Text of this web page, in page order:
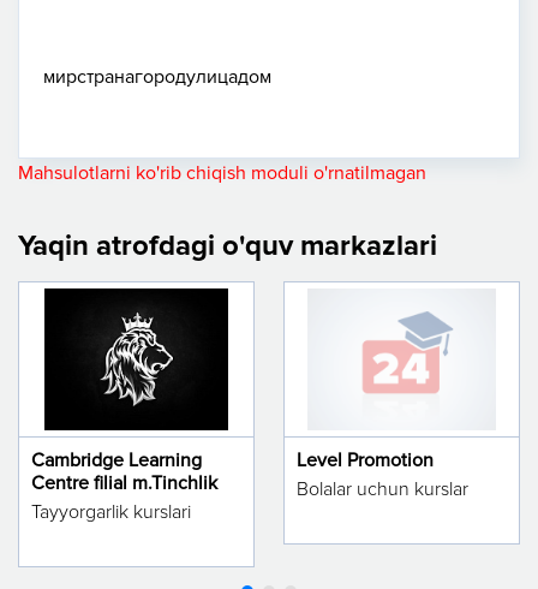
мирстранагородулицадом
Mahsulotlarni ko'rib chiqish moduli o'rnatilmagan
Yaqin atrofdagi o'quv markazlari
Cambridge Learning
Centre filial m.Tinchlik
Tayyorgarlik kurslari
Level Promotion
Bolalar uchun kurslar